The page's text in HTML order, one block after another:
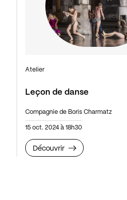
Leçon de danse
Atelier
Compagnie de Boris Charmatz
15 oct. 2024 à 18h30
Découvrir